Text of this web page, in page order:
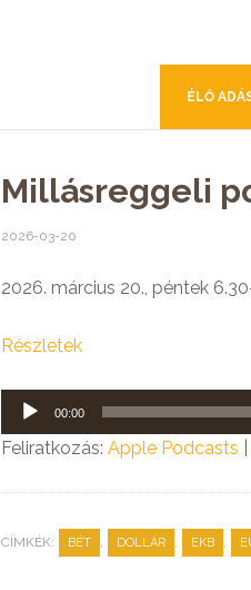
ÉLŐ
Millásreggeli
2026-03-20
2026. március 20., péntek
Részletek
Audió
lejátszó
00:00
Feliratkozás: Apple Podcasts
CÍMKÉK: BÉT , DOLLÁR , EKB ,